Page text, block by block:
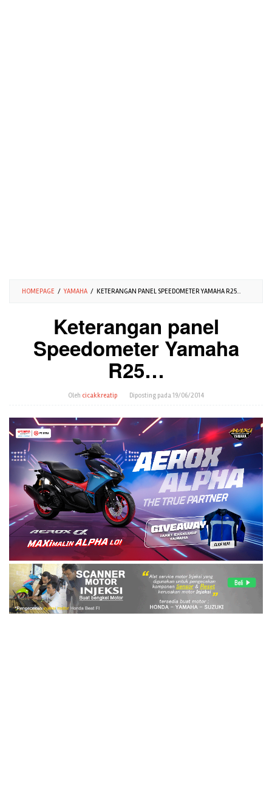
HOMEPAGE / YAMAHA / KETERANGAN PANEL SPEEDOMETER YAMAHA R25...
Keterangan panel
Speedometer Yamaha
R25…
Oleh cicakkreatip Diposting pada19/06/2014